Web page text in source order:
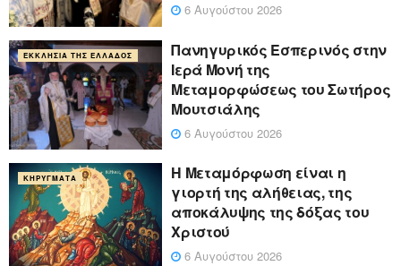
6 Αυγούστου 2026
ΕΚΚΛΗΣΊΑ ΤΗΣ ΕΛΛΆΔΟΣ
Πανηγυρικός Εσπερινός στην
Ιερά Μονή της
Μεταμορφώσεως του Σωτήρος
Μουτσιάλης
6 Αυγούστου 2026
ΚΗΡΎΓΜΑΤΑ
Η Μεταμόρφωση είναι η
γιορτή της αλήθειας, της
αποκάλυψης της δόξας του
Χριστού
6 Αυγούστου 2026